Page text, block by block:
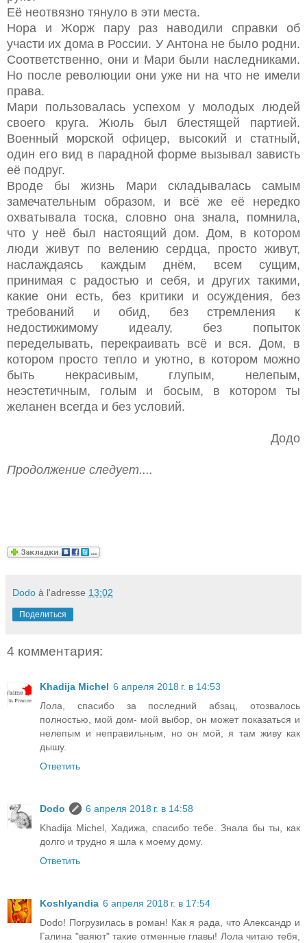
Её неотвязно тянуло в эти места.
Нора и Жорж пару раз наводили справки об
участи их дома в России. У Антона не было родни.
Соответственно, они и Мари были наследниками.
Но после революции они уже ни на что не имели
права.
Мари пользовалась успехом у молодых людей
своего круга. Жюль был блестящей партией.
Военный морской офицер, высокий и статный,
один его вид в парадной форме вызывал зависть
её подруг.
Вроде бы жизнь Мари складывалась самым
замечательным образом, и всё же её нередко
охватывала тоска, словно она знала, помнила,
что у неё был настоящий дом. Дом, в котором
люди живут по велению сердца, просто живут,
наслаждаясь каждым днём, всем сущим,
принимая с радостью и себя, и других такими,
какие они есть, без критики и осуждения, без
требований и обид, без стремления к
недостижимому идеалу, без попыток
переделывать, перекраивать всё и вся. Дом, в
котором просто тепло и уютно, в котором можно
быть некрасивым, глупым, нелепым,
неэстетичным, голым и босым, в котором ты
желанен всегда и без условий.
Додо
Продолжение следует....
Dodo à l'adresse 13:02
Поделиться
4 комментария:
Khadija Michel 6 апреля 2018 г. в 14:53
Лола, спасибо за последний абзац, отозвалось
полностью, мой дом- мой выбор, он может показаться и
нелепым и неправильным, но он мой, я там живу как
дышу.
Ответить
Dodo
6 апреля 2018 г. в 14:58
Khadija Michel, Хадижа, спасибо тебе. Знала бы ты, как
долго и трудно я шла к моему дому.
Ответить
Koshlyandia 6 апреля 2018 г. в 17:54
Dodo! Погрузилась в роман! Как я рада, что Александр и
Галина "ваяют" такие отменные главы! Лола читаю тебя,